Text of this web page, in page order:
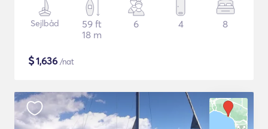
Sejlbåd
59 ft
18 m
6 4 8
$1,636 /nat